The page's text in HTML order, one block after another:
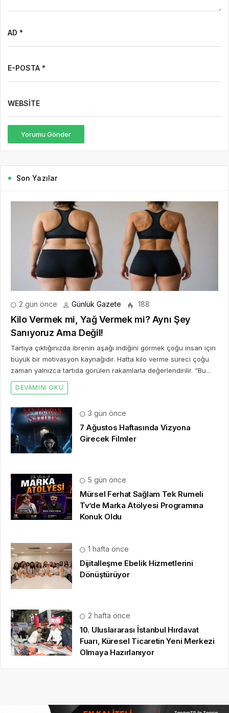
AD *
E-POSTA *
WEBSITE
Yorumu Gönder
Son Yazılar
2 gün önce Günlük Gazete 188
Kilo Vermek mi, Yağ Vermek mi? Aynı Şey
Sanıyoruz Ama Değil!
Tartıya çıktığınızda ibrenin aşağı indiğini görmek çoğu insan için
büyük bir motivasyon kaynağıdır. Hatta kilo verme süreci çoğu
zaman yalnızca tartıda görülen rakamlarla değerlendirilir. “Bu...
DEVAMINI OKU
3 gün önce
7 Ağustos Haftasında Vizyona
Girecek Filmler
5 gün önce
Mürsel Ferhat Sağlam Tek Rumeli
Tv’de Marka Atölyesi Programına
Konuk Oldu
1 hafta önce
Dijitalleşme Ebelik Hizmetlerini
Dönüştürüyor
2 hafta önce
10. Uluslararası İstanbul Hırdavat
Fuarı, Küresel Ticaretin Yeni Merkezi
Olmaya Hazırlanıyor